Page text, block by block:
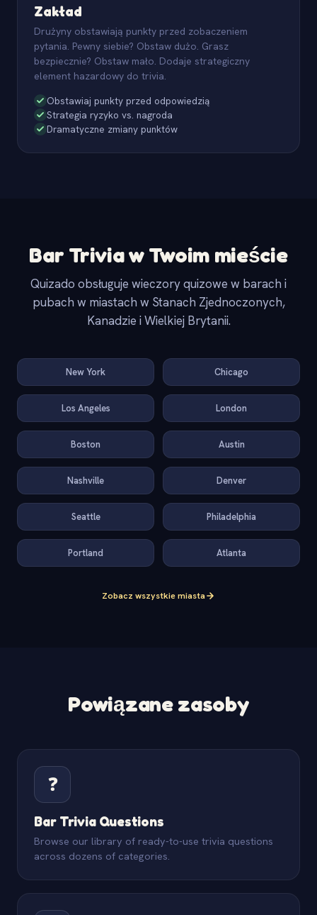
Zakład
Drużyny obstawiają punkty przed zobaczeniem
pytania. Pewny siebie? Obstaw dużo. Grasz
bezpiecznie? Obstaw mało. Dodaje strategiczny
element hazardowy do trivia.
Obstawiaj punkty przed odpowiedzią
Strategia ryzyko vs. nagroda
Dramatyczne zmiany punktów
Bar Trivia w Twoim mieście
Quizado obsługuje wieczory quizowe w barach i
pubach w miastach w Stanach Zjednoczonych,
Kanadzie i Wielkiej Brytanii.
New York Chicago
Los Angeles London
Boston Austin
Nashville Denver
Seattle Philadelphia
Portland Atlanta
Zobacz wszystkie miasta
Powiązane zasoby
❓
Bar Trivia Questions
Browse our library of ready-to-use trivia questions
across dozens of categories.